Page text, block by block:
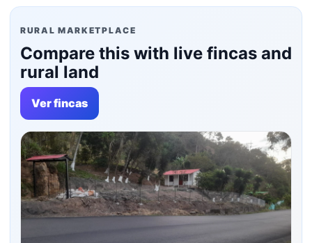
RURAL MARKETPLACE
Compare this with live fincas and
rural land
Ver fincas